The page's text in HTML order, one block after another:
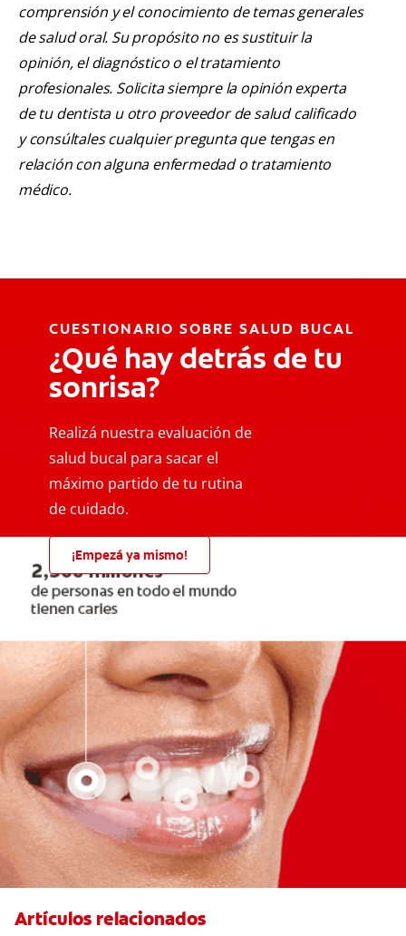
comprensión y el conocimiento de temas generales
de salud oral. Su propósito no es sustituir la
opinión, el diagnóstico o el tratamiento
profesionales. Solicita siempre la opinión experta
de tu dentista u otro proveedor de salud calificado
y consúltales cualquier pregunta que tengas en
relación con alguna enfermedad o tratamiento
médico.
CUESTIONARIO SOBRE SALUD BUCAL
¿Qué hay detrás de tu
sonrisa?
Realizá nuestra evaluación de
salud bucal para sacar el
máximo partido de tu rutina
de cuidado.
¡Empezá ya mismo!
Artículos relacionados